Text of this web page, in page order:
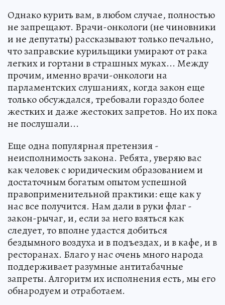
Однако курить вам, в любом случае, полностью
не запрещают. Врачи-онкологи (не чиновники
и не депутаты) рассказывают только печально,
что заправские курильщики умирают от рака
легких и гортани в страшных муках... Между
прочим, именно врачи-онкологи на
парламентских слушаниях, когда закон еще
только обсуждался, требовали гораздо более
жестких и даже жестоких запретов. Но их пока
не послушали...
Еще одна популярная претензия -
неисполнимость закона. Ребята, уверяю вас
как человек с юридическим образованием и
достаточным богатым опытом успешной
правоприменительной практики: еще как у
нас все получится. Нам дали в руки флаг -
закон-рычаг, и, если за него взяться как
следует, то вполне удастся добиться
бездымного воздуха и в подъездах, и в кафе, и в
ресторанах. Благо у нас очень много народа
поддерживает разумные антитабачные
запреты. Алгоритм их исполнения есть, мы его
обнародуем и отработаем.